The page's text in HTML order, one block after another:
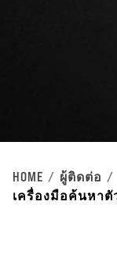
HOME
ผู้ติดต่อ
เครื่องมือค้นหา